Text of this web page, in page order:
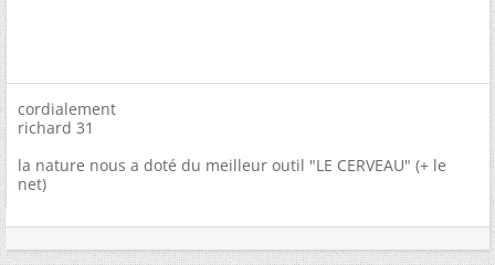
cordialement
richard 31
la nature nous a doté du meilleur outil "LE CERVEAU" (+ le
net)